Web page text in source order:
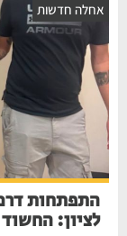
אחלה חדשות
התפתחות
לציון: